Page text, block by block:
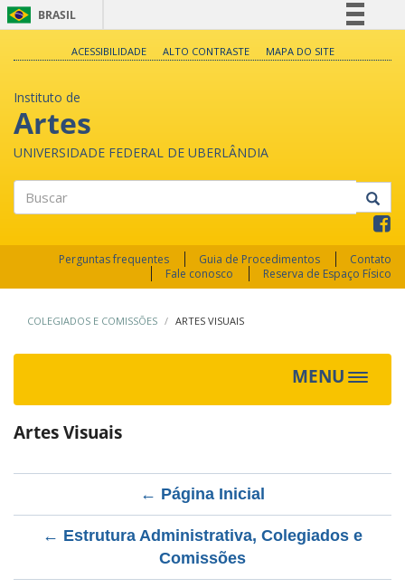
BRASIL
Legislação
Canais
ACESSIBILIDADE ALTO CONTRASTE MAPA DO SITE
Instituto de
Artes
UNIVERSIDADE FEDERAL DE UBERLÂNDIA
Perguntas frequentes Guia de Procedimentos
Contato
Fale conosco
Reserva de Espaço Físico
COLEGIADOS E COMISSÕES ARTES VISUAIS
MENU
Toggle
Artes Visuais
← Página Inicial
← Estrutura Administrativa, Colegiados e
Comissões